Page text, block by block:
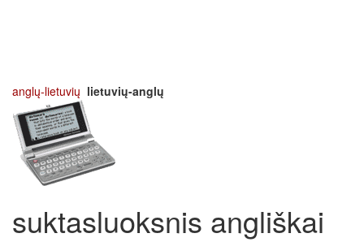
anglų-lietuvių lietuvių-anglų
suktasluoksnis angliškai